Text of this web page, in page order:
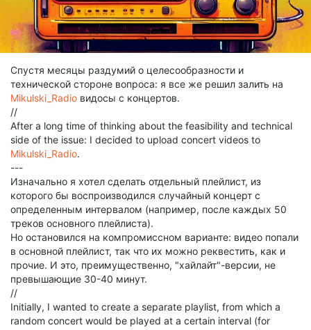
Спустя месяцы раздумий о целесообразности и
технической стороне вопроса: я все же решил залить на
Mikulski_Radio видосы с концертов.
//
After a long time of thinking about the feasibility and technical
side of the issue: I decided to upload concert videos to
Mikulski_Radio.
---
Изначально я хотел сделать отдельный плейлист, из
которого бы воспроизводился случайный концерт с
определенным интервалом (например, после каждых 50
треков основного плейлиста).
Но остановился на компромиссном варианте: видео попали
в основной плейлист, так что их можно реквестить, как и
прочие. И это, преимущественно, "хайлайт"-версии, не
превышающие 30-40 минут.
//
Initially, I wanted to create a separate playlist, from which a
random concert would be played at a certain interval (for